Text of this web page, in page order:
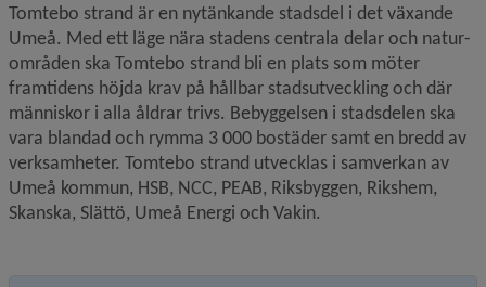
Tomtebo strand är en nytänkande stadsdel i det växande
Umeå. Med ett läge nära stadens centrala delar och natur­
områden ska Tomtebo strand bli en plats som möter
framtidens höjda krav på hållbar stadsutveckling och där
människor i alla åldrar trivs. Bebyggelsen i stadsdelen ska
vara blandad och rymma 3 000 bostäder samt en bredd av
verksamheter. Tomtebo strand utvecklas i samverkan av
Umeå kommun, HSB, NCC, PEAB, Riksbyggen, Rikshem,
Skanska, Slättö, Umeå Energi och Vakin.